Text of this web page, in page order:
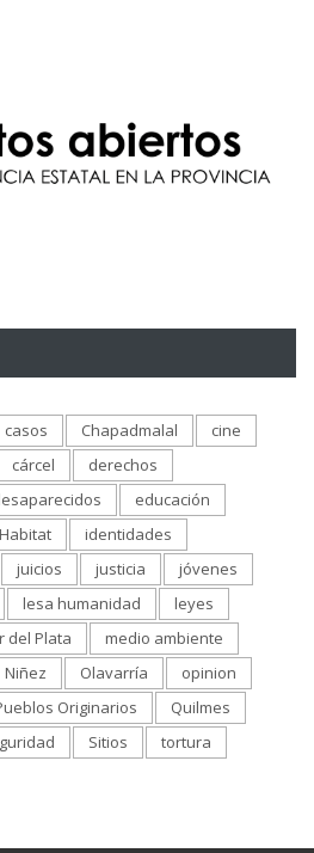
casos Chapadmalal
cine
cárcel
derechos
educación
Habitat
identidades
juicios justicia
jóvenes
lesa humanidad
leyes
del Plata
medio ambiente
Niñez Olavarría
opinion
Originarios
Quilmes
Sitios
tortura